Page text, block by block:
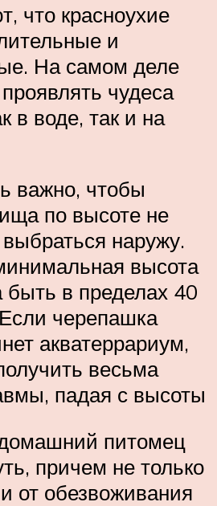
что красноухие
и
На самом деле
чудеса
в воде, так и на
важно, чтобы
по высоте не
наружу.
высота
быть в пределах 40
черепашка
акватеррариум,
весьма
падая с высоты
домашний питомец
причем не только
от обезвоживания